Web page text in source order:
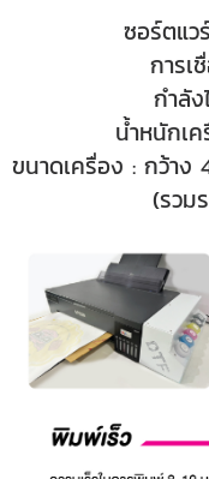
ซอร์ตแว
การเ
กำลั
น้ำหนักเ
ขนาดเครื่อง : กว้า
(รวม